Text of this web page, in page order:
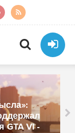
GTA VI -